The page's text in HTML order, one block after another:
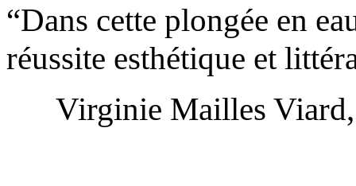
“Dans cette plongée en
réussite esthétique et
Virginie Mailles